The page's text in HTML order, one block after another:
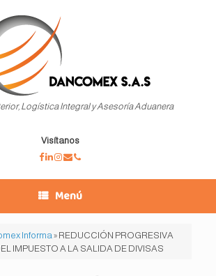
Logística Integral y Asesoría Aduanera
Visítanos
Menú
Informa » REDUCCIÓN PROGRESIVA
IMPUESTO A LA SALIDA DE DIVISAS